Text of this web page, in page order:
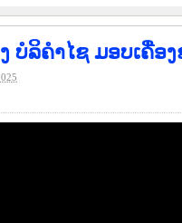
ບໍລິຄຳໄຊ ມອບເຄື່